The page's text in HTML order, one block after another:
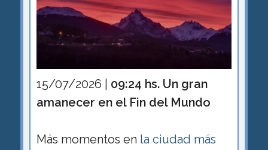
15/07/2026 | 09:24 hs. Un gran
amanecer en el Fin del Mundo
Más momentos en la ciudad más